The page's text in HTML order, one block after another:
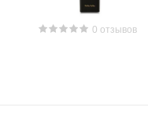
0 отзывов